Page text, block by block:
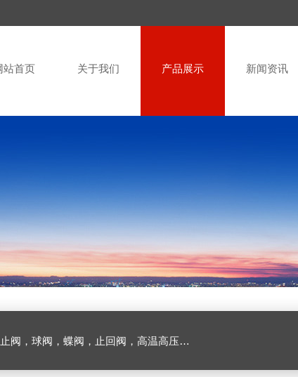
站首页 关于我们 产品展示 新闻资讯
温高压电站阀门及油田铝厂专用阀门，各种电磁阀，液压气动元件